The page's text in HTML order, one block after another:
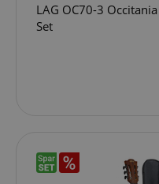
LAG OC70-3
Set